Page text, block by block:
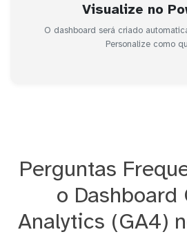
Visualize no
O dashboard será criado
Personalize como
Perguntas
o Dashboard
Analytics (GA4)